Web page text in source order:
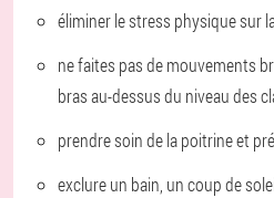
éliminer le stress physique sur
ne faites pas de mouvements
bras au-dessus du niveau des
prendre soin de la poitrine et
exclure un bain, un coup de